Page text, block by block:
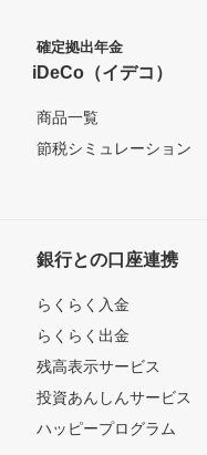
確定拠出年金
iDeCo（イデコ）
商品一覧
節税シミュレーション
銀行との口座連携
らくらく入金
らくらく出金
残高表示サービス
投資あんしんサービス
ハッピープログラム